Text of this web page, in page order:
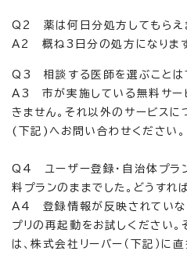
Q2 薬は何日分処方してもらえ
A2 概ね3日分の処方になります
Q3 相談する医師を選ぶことは
A3 市が実施している無料サー
きません。それ以外のサービスに
(下記)へお問い合わせください。
Q4 ユーザー登録・自治体プラ
料プランのままでした。どうすれ
A4 登録情報が反映されていな
プリの再起動をお試しください
は、株式会社リーバー（下記）に